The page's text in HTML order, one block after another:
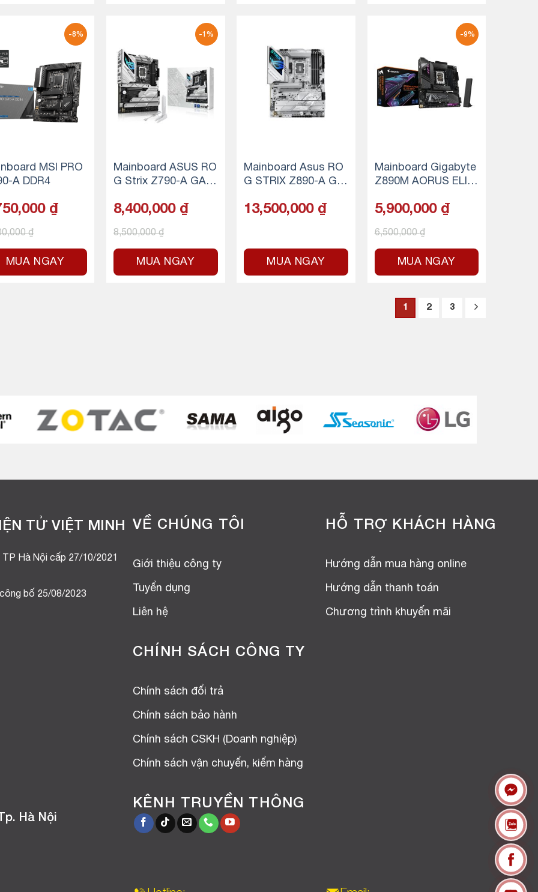
-8%
MSI PRO
A DDR4
₫
₫
MUA NGAY
-1%
Mainboard ASUS RO
G Strix Z790-A GAMI
8,400,000 ₫
8,500,000₫
MUA NGAY
Mainboard Asus RO
G STRIX Z890-A GA
13,500,000 ₫
MUA NGAY
-9%
Mainboard Gigabyte
Z890M AORUS ELIT
5,900,000 ₫
6,500,000₫
MUA NGAY
1 2 3
TỬ VIỆT MINH
Hà Nội cấp 27/10/2021
bố 25/08/2023
Hà Nội
VỀ CHÚNG TÔI
Giới thiệu công ty
Tuyển dụng
Liên hệ
HỖ TRỢ KHÁCH HÀNG
Hướng dẫn mua hàng online
Hướng dẫn thanh toán
Chương trình khuyến mãi
CHÍNH SÁCH CÔNG TY
Chính sách đổi trả
Chính sách bảo hành
Chính sách CSKH (Doanh nghiệp)
Chính sách vận chuyển, kiểm hàng
KÊNH TRUYỀN THÔNG